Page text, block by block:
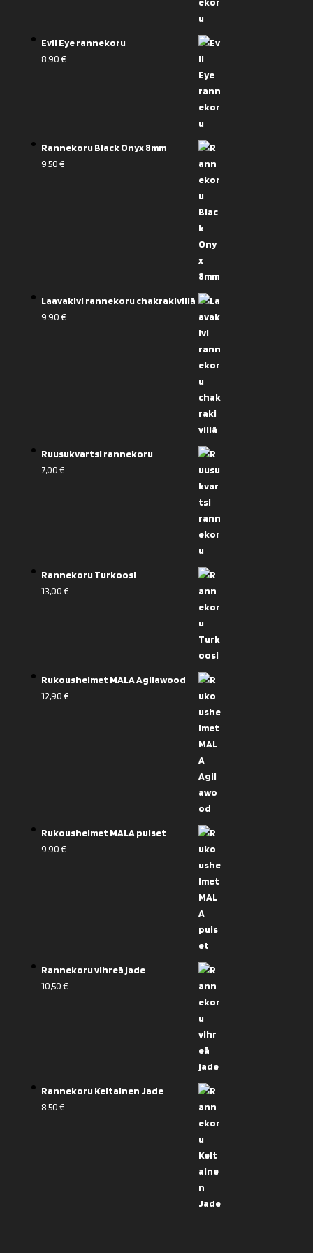
Evil Eye rannekoru
8,90€
Rannekoru Black Onyx 8mm
9,50€
Laavakivi rannekoru chakrakivillä
9,90€
Ruusukvartsi rannekoru
7,00€
Rannekoru Turkoosi
13,00€
Rukoushelmet MALA Agilawood
12,90€
Rukoushelmet MALA puiset
9,90€
Rannekoru vihreä jade
10,50€
Rannekoru Keltainen Jade
8,50€